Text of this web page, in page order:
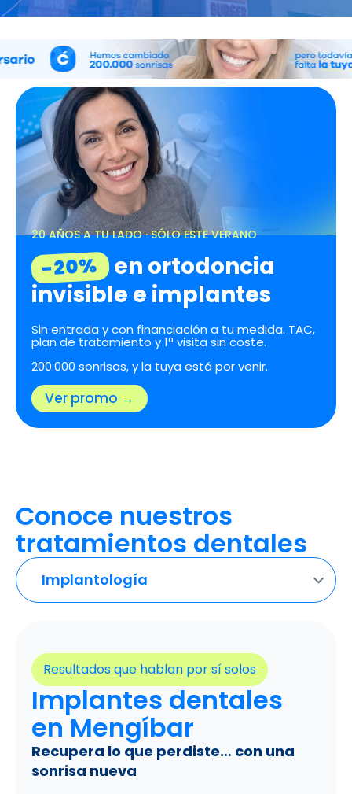
20 AÑOS A TU LADO · SÓLO ESTE VERANO
-20%
en ortodoncia
invisible e implantes
Sin entrada y con financiación a tu medida. TAC,
plan de tratamiento y 1ª visita sin coste.
200.000 sonrisas, y la tuya está por venir.
Ver promo →
Conoce nuestros
tratamientos dentales
Resultados que hablan por sí solos
Implantes dentales
en Mengíbar
Recupera lo que perdiste… con una
sonrisa nueva